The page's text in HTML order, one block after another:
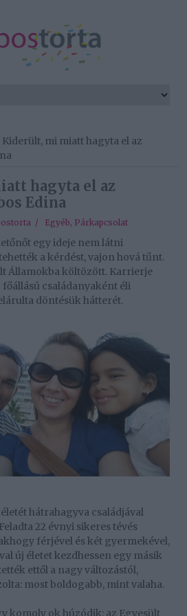
Kiderült, mi miatt hagyta el az
hagyta el az
Edina
/ Egyéb, Párkapcsolat
egy ideje nem látni
a kérdést, vajon hová tűnt.
Államokba költözött. Karrierje
családanyaként éli
döntésük hátterét.
hátrahagyva családjával
22 évnyi sikeres tévés
férjével és két gyermekével,
új életet kezdhessen egy másik
ettől a nagy változástól,
most boldogabb, mint valaha.
komoly ok húzódik: az Egyesült